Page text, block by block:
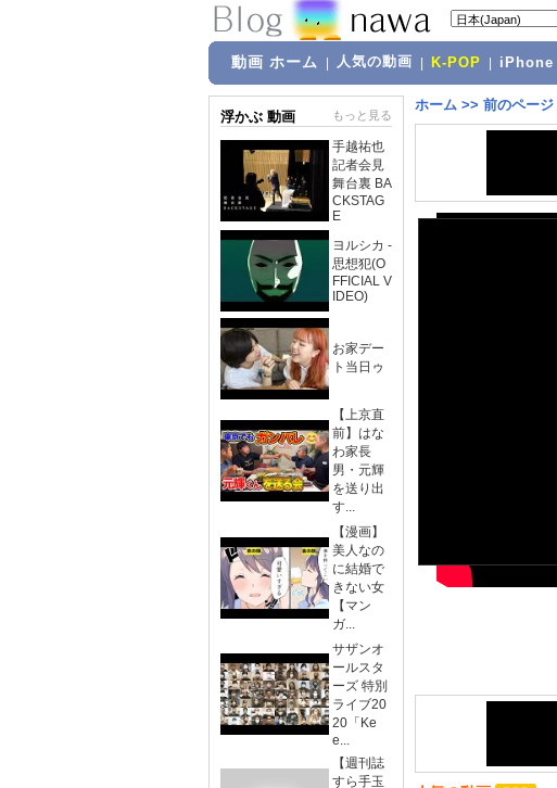
動画 ホーム 人気の動画 K-POP iPhone
浮かぶ 動画 もっと見る
手越祐也
記者会見
舞台裏 BA
CKSTAG
E
ヨルシカ -
思想犯(O
FFICIAL V
IDEO)
お家デー
ト当日ゥ
【上京直
前】はな
わ家長
男・元輝
を送り出
す...
【漫画】
美人なの
に結婚で
きない女
【マン
ガ...
サザンオ
ールスタ
ーズ 特別
ライブ20
20「Ke
e...
【週刊誌
すら手玉
ホーム >> 前のページ